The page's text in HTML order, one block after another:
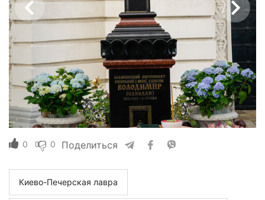
0 0 Поделиться
Киево-Печерская лавра